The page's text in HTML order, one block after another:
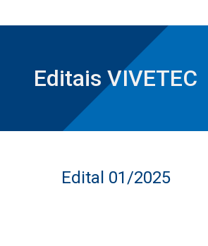
Editais VIVETEC
Edital 01/2025